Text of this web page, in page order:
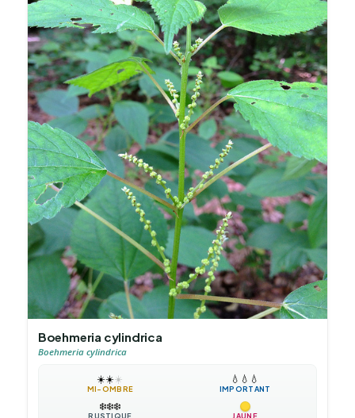
Boehmeria cylindrica
Boehmeria cylindrica
☀️☀️☀️
MI-OMBRE
💧 💧 💧
IMPORTANT
❄️❄️❄️
RUSTIQUE JAUNE